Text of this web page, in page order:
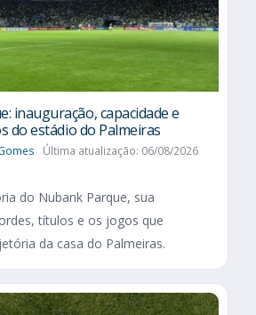
inauguração, capacidade e
do estádio do Palmeiras
Última atualização: 06/08/2026
do Nubank Parque, sua
títulos e os jogos que
da casa do Palmeiras.